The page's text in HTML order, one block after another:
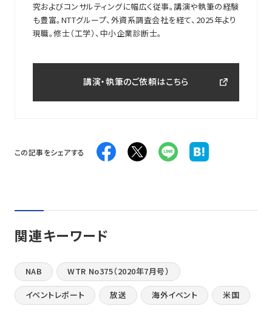
究およびコンサルティングに幅広く従事。講演や執筆の経験
も豊富。NTTグループ、外資系調査会社を経て、2025年より
現職。修士（工学）、中小企業診断士。
講演・執筆のご依頼はこちら
この記事をシェアする
関連キーワード
NAB WTR No375（2020年7月号）
イベントレポート 放送 海外イベント 米国